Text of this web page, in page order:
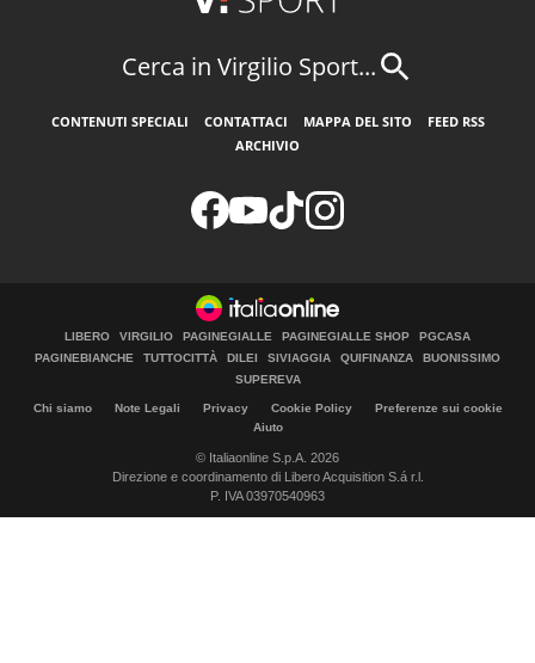
Cerca in Virgilio Sport...
CONTENUTI SPECIALI CONTATTACI MAPPA DEL SITO
FEED RSS
ARCHIVIO
LIBERO VIRGILIO PAGINEGIALLE PAGINEGIALLE SHOP
PGCASA
PAGINEBIANCHE
TUTTOCITTÀ DILEI SIVIAGGIA QUIFINANZA
BUONISSIMO
SUPEREVA
Chi siamo Note Legali Privacy Cookie Policy
Preferenze sui cookie
Aiuto
© Italiaonline S.p.A. 2026
Direzione e coordinamento di Libero Acquisition S.á r.l.
P. IVA 03970540963